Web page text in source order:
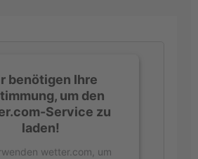
benötigen Ihre
um den
Service zu
laden!
wetter.com, um